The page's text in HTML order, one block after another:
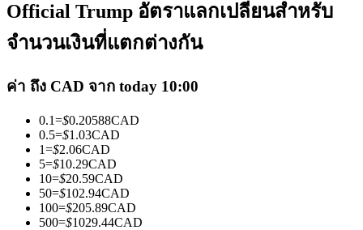
เป็นเทรดเดอร์คัดลอก
ลอกการซื้อขาย
Official Trump อัตราแลกเปลี่ยนสำหรับ
จำนวนเงินที่แตกต่างกัน
ค่า ถึง CAD จาก today 10:00
0.1=$0.20588CAD
0.5=$1.03CAD
1=$2.06CAD
5=$10.29CAD
10=$20.59CAD
50=$102.94CAD
100=$205.89CAD
500=$1029.44CAD